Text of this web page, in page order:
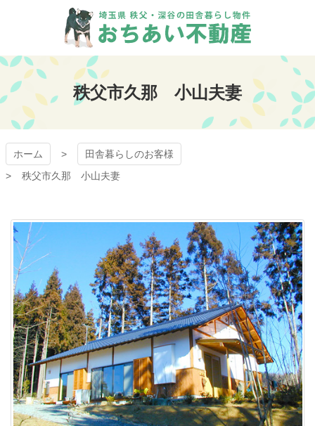
ツ
文
プ
おちあい不動産
秩父市久那 小山夫妻
ホーム
田舎暮らしのお客様
秩父市久那 小山夫妻